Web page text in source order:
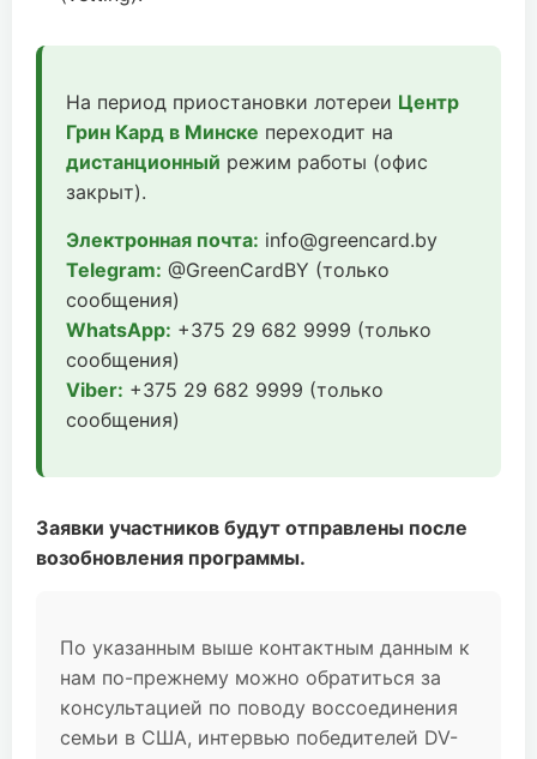
На период приостановки лотереи Центр
Грин Кард в Минске переходит на
дистанционный режим работы (офис
закрыт).
Электронная почта: info@greencard.by
Telegram: @GreenCardBY (только
сообщения)
WhatsApp: +375 29 682 9999 (только
сообщения)
Viber: +375 29 682 9999 (только
сообщения)
Заявки участников будут отправлены после
возобновления программы.
По указанным выше контактным данным к
нам по-прежнему можно обратиться за
консультацией по поводу воссоединения
семьи в США, интервью победителей DV-